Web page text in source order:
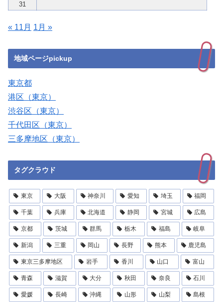
31
« 11月 1月 »
地域ページpickup
東京都
港区（東京）
渋谷区（東京）
千代田区（東京）
三多摩地区（東京）
タグクラウド
東京 大阪 神奈川 愛知 埼玉 福岡
千葉 兵庫 北海道 静岡 宮城 広島
京都 茨城 群馬 栃木 福島 岐阜
新潟 三重 岡山 長野 熊本 鹿児島
東京三多摩地区 岩手 香川 山口 富山
青森 滋賀 大分 秋田 奈良 石川
愛媛 長崎 沖縄 山形 山梨 島根